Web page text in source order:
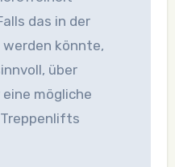
das in der
könnte,
über
mögliche